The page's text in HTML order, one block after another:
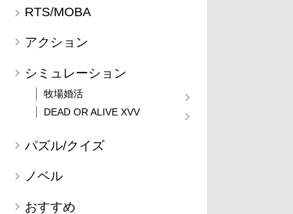
RTS/MOBA
アクション
シミュレーション
牧場婚活
DEAD OR ALIVE XVV
パズル/クイズ
ノベル
おすすめ